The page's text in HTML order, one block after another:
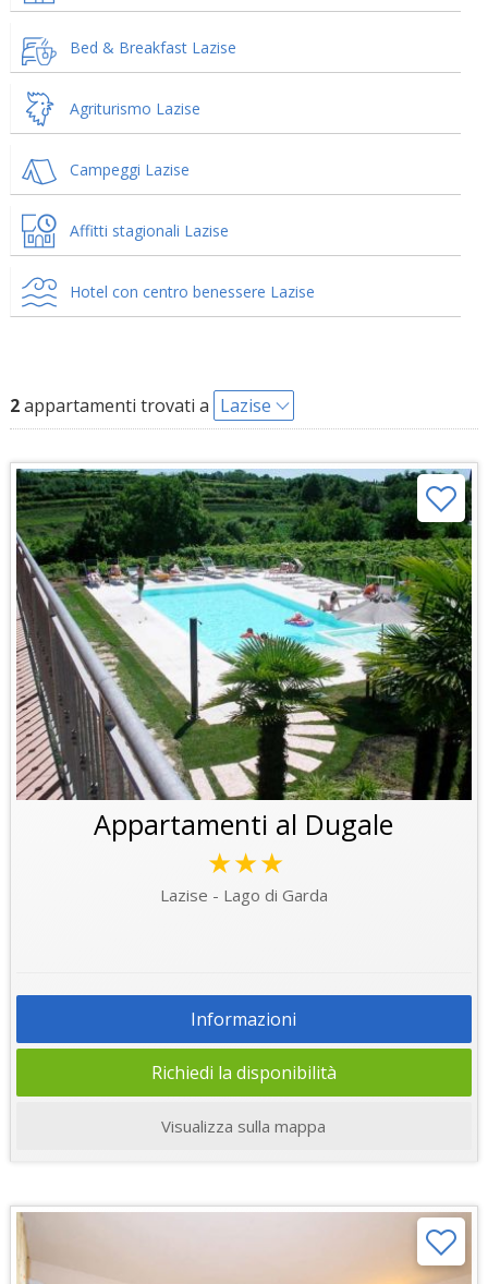
Bed & Breakfast Lazise
Agriturismo Lazise
Campeggi Lazise
Affitti stagionali Lazise
Hotel con centro benessere Lazise
2appartamenti trovati a Lazise
Appartamenti al Dugale
★★★
Lazise - Lago di Garda
Informazioni
Richiedi la disponibilità
Visualizza sulla mappa